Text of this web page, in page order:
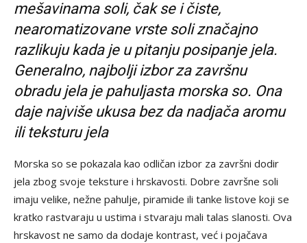
mešavinama soli, čak se i čiste,
nearomatizovane vrste soli značajno
razlikuju kada je u pitanju posipanje jela.
Generalno, najbolji izbor za završnu
obradu jela je pahuljasta morska so. Ona
daje najviše ukusa bez da nadjača aromu
ili teksturu jela
Morska so se pokazala kao odličan izbor za završni dodir
jela zbog svoje teksture i hrskavosti. Dobre završne soli
imaju velike, nežne pahulje, piramide ili tanke listove koji se
kratko rastvaraju u ustima i stvaraju mali talas slanosti. Ova
hrskavost ne samo da dodaje kontrast, već i pojačava